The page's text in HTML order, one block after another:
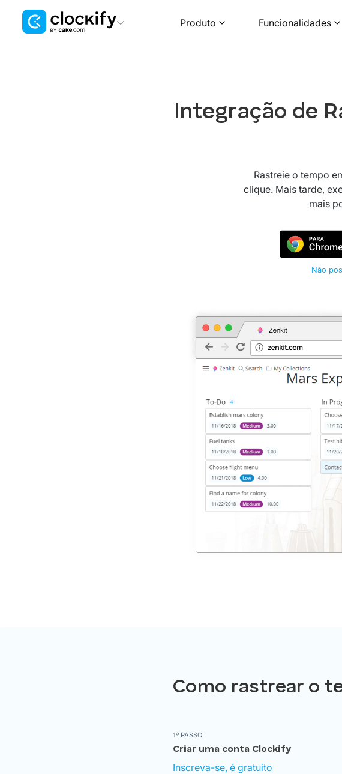
Produto Funcionalidades
Integração de
Rastreie o tempo
clique. Mais tarde,
mais
Não
Como rastrear o
1º PASSO
Criar uma conta Clockify
Inscreva-se, é gratuito